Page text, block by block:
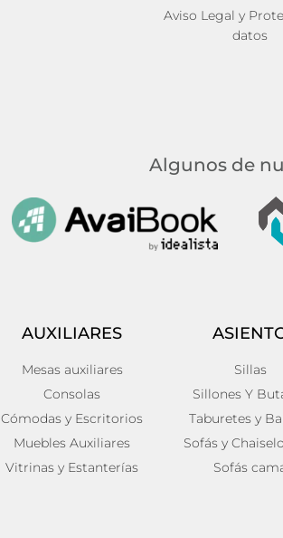
Aviso Legal y
datos
Algunos de
AUXILIARES
Mesas auxiliares
Consolas
Cómodas y Escritorios
Muebles Auxiliares
Vitrinas y Estanterías
Sillas
Sillones Y
Taburetes y
Sofás y
Sofás